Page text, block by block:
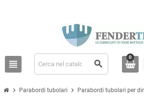
view_headline search
0
chevron_right Parabordi tubolari chevron_right Parabordi tubolari per